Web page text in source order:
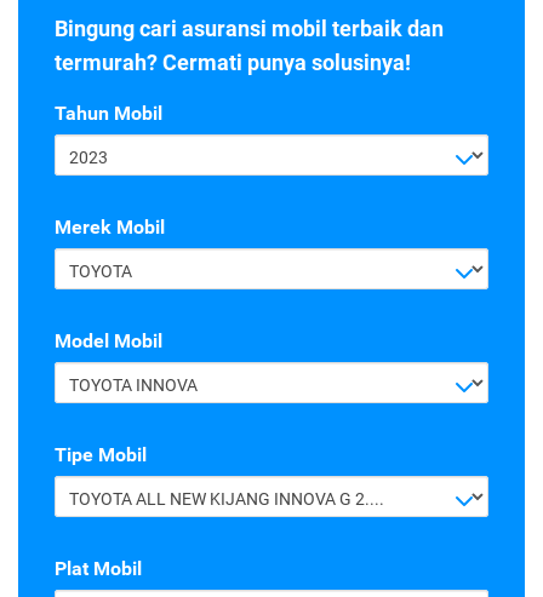
Bingung cari asuransi mobil terbaik dan
termurah? Cermati punya solusinya!
Tahun Mobil
2023
Merek Mobil
TOYOTA
Model Mobil
TOYOTA INNOVA
Tipe Mobil
TOYOTA ALL NEW KIJANG INNOVA G 2.4 A/T DIESEL
Plat Mobil